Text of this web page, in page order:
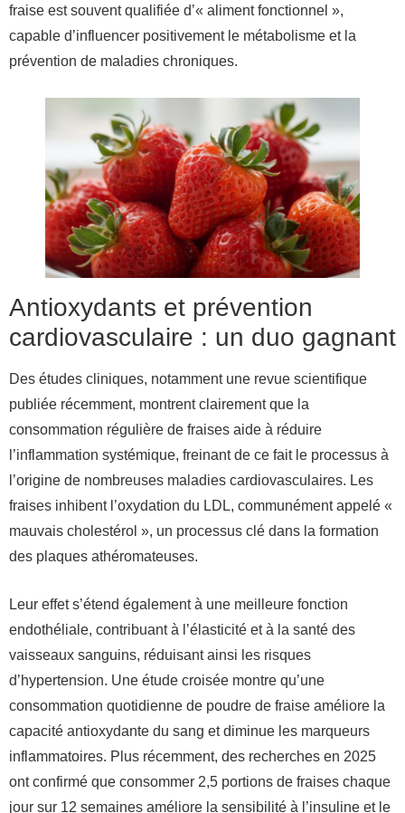
fraise est souvent qualifiée d’« aliment fonctionnel »,
capable d’influencer positivement le métabolisme et la
prévention de maladies chroniques.
Antioxydants et prévention
cardiovasculaire : un duo gagnant
Des études cliniques, notamment une revue scientifique
publiée récemment, montrent clairement que la
consommation régulière de fraises aide à réduire
l’inflammation systémique, freinant de ce fait le processus à
l’origine de nombreuses maladies cardiovasculaires. Les
fraises inhibent l’oxydation du LDL, communément appelé «
mauvais cholestérol », un processus clé dans la formation
des plaques athéromateuses.
Leur effet s’étend également à une meilleure fonction
endothéliale, contribuant à l’élasticité et à la santé des
vaisseaux sanguins, réduisant ainsi les risques
d’hypertension. Une étude croisée montre qu’une
consommation quotidienne de poudre de fraise améliore la
capacité antioxydante du sang et diminue les marqueurs
inflammatoires. Plus récemment, des recherches en 2025
ont confirmé que consommer 2,5 portions de fraises chaque
jour sur 12 semaines améliore la sensibilité à l’insuline et le